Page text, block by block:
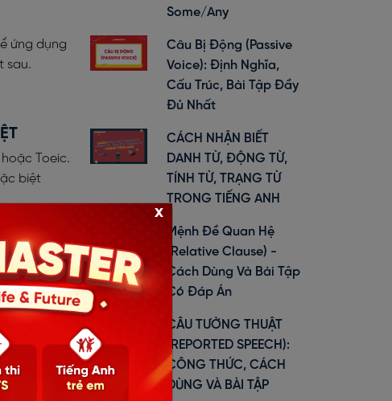
ứng dụng
sau.
Toeic.
biệt
TẬP
dùng
Some/Any
Câu Bị Động (Passive
Voice): Định Nghĩa,
Cấu Trúc, Bài Tập Đầy
Đủ Nhất
CÁCH NHẬN BIẾT
DANH TỪ, ĐỘNG TỪ,
TÍNH TỪ, TRẠNG TỪ
TRONG TIẾNG ANH
Mệnh Đề Quan Hệ
(Relative Clause) -
Cách Dùng Và Bài Tập
Có Đáp Án
CÂU TƯỜNG THUẬT
(REPORTED SPEECH):
CÔNG THỨC, CÁCH
DÙNG VÀ BÀI TẬP
x